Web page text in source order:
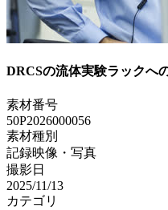
DRCSの流体実験ラックへ
素材番号
50P2026000056
素材種別
記録映像・写真
撮影日
2025/11/13
カテゴリ